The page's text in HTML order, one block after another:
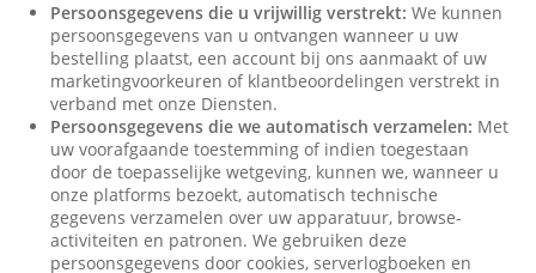
Persoonsgegevens die u vrijwillig verstrekt: We kunnen
persoonsgegevens van u ontvangen wanneer u uw
bestelling plaatst, een account bij ons aanmaakt of uw
marketingvoorkeuren of klantbeoordelingen verstrekt in
verband met onze Diensten.
Persoonsgegevens die we automatisch verzamelen: Met
uw voorafgaande toestemming of indien toegestaan
door de toepasselijke wetgeving, kunnen we, wanneer u
onze platforms bezoekt, automatisch technische
gegevens verzamelen over uw apparatuur, browse-
activiteiten en patronen. We gebruiken deze
persoonsgegevens door cookies, serverlogboeken en